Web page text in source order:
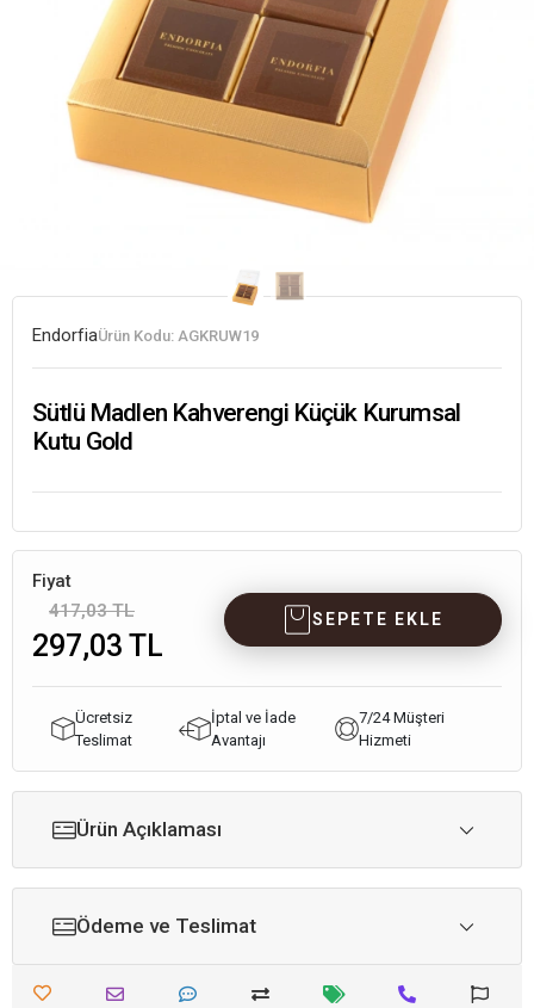
EndorfiaÜrün Kodu: AGKRUW19
Sütlü Madlen Kahverengi Küçük Kurumsal
Kutu Gold
Fiyat
417,03 TL
297,03 TL
SEPETE EKLE
Ücretsiz
Teslimat
İptal ve İade
Avantajı
7/24 Müşteri
Hizmeti
Ürün Açıklaması
Ödeme ve Teslimat